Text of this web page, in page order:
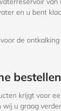
en u bent
de
krijgt voor
u graag